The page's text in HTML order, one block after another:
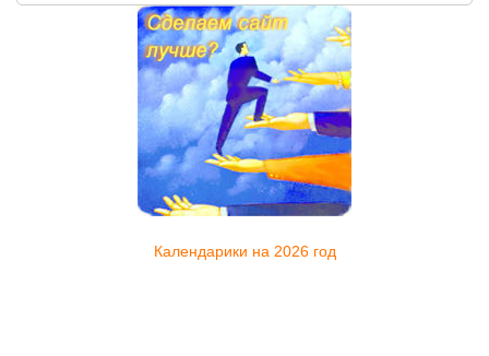
Календарики на 2026 год